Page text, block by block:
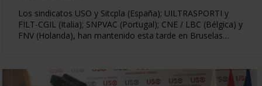
Los sindicatos USO y Sitcpla (España); UILTRASPORTI y
FILT-CGIL (Italia); SNPVAC (Portugal); CNE / LBC (Bélgica) y
FNV (Holanda), han mantenido esta tarde en Bruselas…